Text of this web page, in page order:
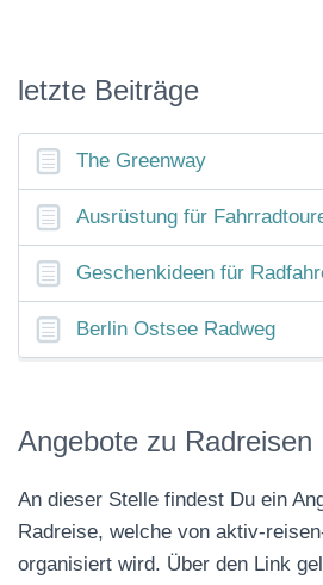
letzte Beiträge
The Greenway
Ausrüstung für
Geschenkideen für
Berlin Ostsee Radweg
Angebote zu Radreisen
An dieser Stelle findest Du ein
Radreise, welche von aktiv-
organisiert wird. Über den Link